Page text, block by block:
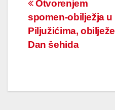
Navigacija
članaka
Otvorenjem
spomen-obilježja u
Piljužićima,
Dan šehida